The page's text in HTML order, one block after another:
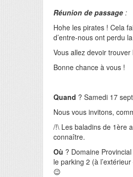
Réunion de passage :
Hohe les pirates ! Cela
d’entre-nous ont perdu
Vous allez devoir
Bonne chance à vous !
Quand ? Samedi 17
Nous vous invitons,
/!\ Les baladins de 1ère
connaître.
Où ? Domaine
le parking 2 (à
😉